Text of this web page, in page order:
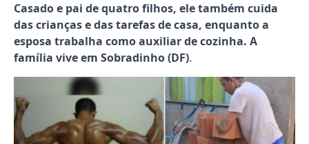
Casado e pai de quatro filhos, ele também cuida
das crianças e das tarefas de casa, enquanto a
esposa trabalha como auxiliar de cozinha. A
família vive em Sobradinho (DF).